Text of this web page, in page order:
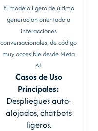
El modelo ligero de última
generación orientado a
interacciones
conversacionales, de código
muy accesible desde Meta
AI.
Casos de Uso
Principales:
Despliegues auto-
alojados, chatbots
ligeros.